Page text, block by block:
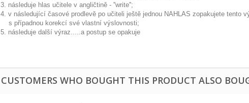
3. následuje hlas učitele v angličtině - ''write'';
4. v následující časové prodlevě po učiteli ještě jednou NAHLAS zopakujete tento
s případnou korekcí své vlastní výslovnosti;
5. následuje další výraz.....a postup se opakuje
CUSTOMERS WHO BOUGHT THIS PRODUCT ALSO